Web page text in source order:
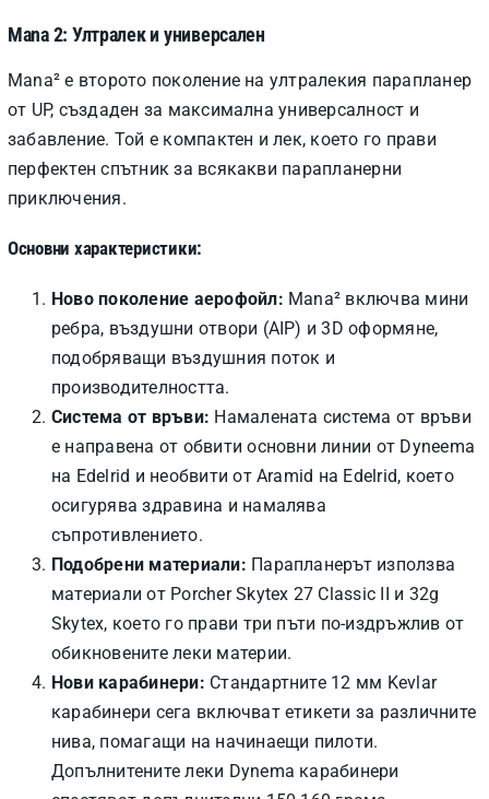
Mana 2: Ултралек и универсален
Mana² е второто поколение на ултралекия парапланер
от UP, създаден за максимална универсалност и
забавление. Той е компактен и лек, което го прави
перфектен спътник за всякакви парапланерни
приключения.
Основни характеристики:
Ново поколение аерофойл: Mana² включва мини
ребра, въздушни отвори (AIP) и 3D оформяне,
подобряващи въздушния поток и
производителността.
Система от връви: Намалената система от връви
е направена от обвити основни линии от Dyneema
на Edelrid и необвити от Aramid на Edelrid, което
осигурява здравина и намалява
съпротивлението.
Подобрени материали: Парапланерът използва
материали от Porcher Skytex 27 Classic II и 32g
Skytex, което го прави три пъти по-издръжлив от
обикновените леки материи.
Нови карабинери: Стандартните 12 мм Kevlar
карабинери сега включват етикети за различните
нива, помагащи на начинаещи пилоти.
Допълнитените леки Dynema карабинери